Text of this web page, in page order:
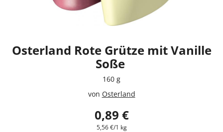
Osterland Rote Grütze mit Vanille
Soße
160 g
von Osterland
0,89 €
5,56 €/1 kg